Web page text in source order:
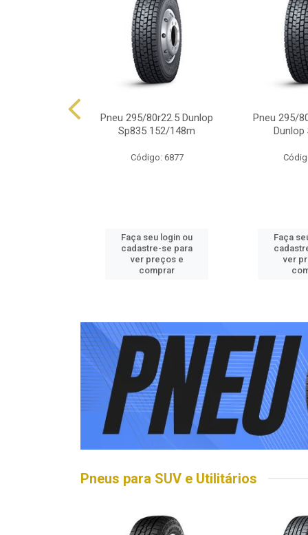
Pneu 295/80r22.5 Dunlop
Sp835 152/148m
Código: 6877
Faça seu login ou
cadastre-se para
ver preços e
comprar
Pneu 295/
Dunlop
Faça
ver
Pneus para SUV e Utilitários